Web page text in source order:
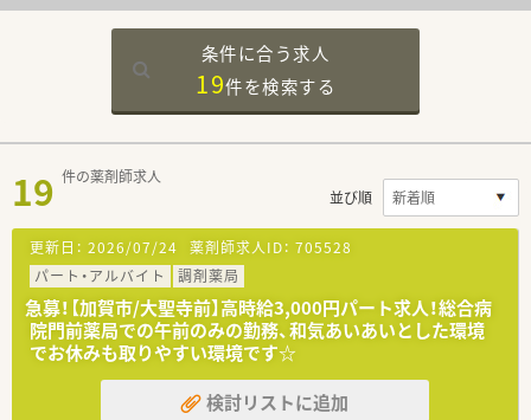
条件に合う求人
19件を検索する
19 件の薬剤師求人
並び順
更新日： 2026/07/24 薬剤師求人ID： 705528
パート・アルバイト
調剤薬局
急募！【加賀市/大聖寺前】高時給3,000円パート求人！総合病
院門前薬局での午前のみの勤務、和気あいあいとした環境
でお休みも取りやすい環境です☆
検討リストに追加